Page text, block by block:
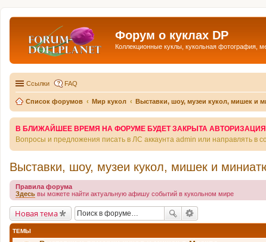
Форум о куклах DP
Коллекционные куклы, кукольная
Ссылки FAQ
Список форумов Мир кукол Выставки, шоу, музеи кукол, мишек и
В БЛИЖАЙШЕЕ ВРЕМЯ НА ФОРУМЕ БУДЕТ ЗАКРЫТА
Вопросы и предложения писать в ЛС аккаунта admin или направлять в
Выставки, шоу, музеи кукол, мишек и
Правила форума
Здесь вы можете найти актуальную афишу событий в кукольном мире
Новая тема
ТЕМЫ